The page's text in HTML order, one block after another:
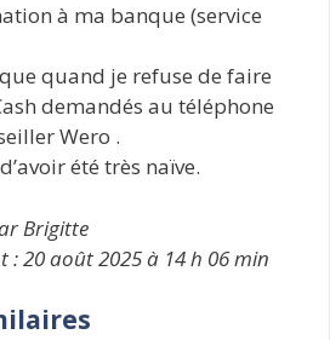
à ma banque (service
quand je refuse de faire
demandés au téléphone
Wero .
été très naïve.
Brigitte
: 20 août 2025 à 14 h 06 min